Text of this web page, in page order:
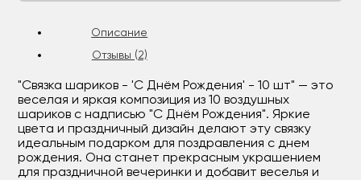
Описание
Отзывы (2)
"Связка шариков - 'С Днём Рождения' - 10 шт" — это
веселая и яркая композиция из 10 воздушных
шариков с надписью "С Днём Рождения". Яркие
цвета и праздничный дизайн делают эту связку
идеальным подарком для поздравления с днем
рождения. Она станет прекрасным украшением
для праздничной вечеринки и добавит веселья и